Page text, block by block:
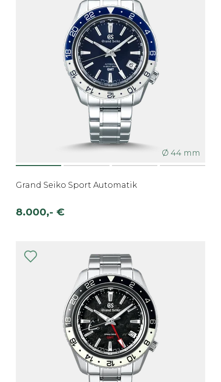
Ø 44 mm
Grand Seiko Sport Automatik
8.000,- €